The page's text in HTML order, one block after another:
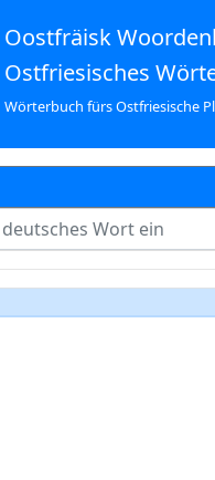
Oostfräisk
Ostfriesisches
Wörterbuch fürs Ostfriesische